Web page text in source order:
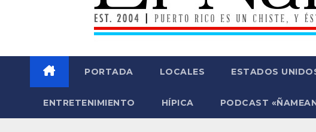
PORTADA LOCALES ESTADOS
ENTRETENIMIENTO HÍPICA PODCAST